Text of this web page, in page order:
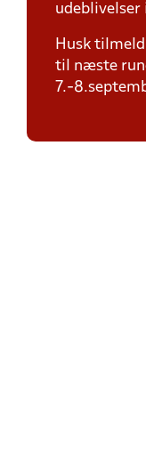
udeblivelser
Husk
til næste
7.-